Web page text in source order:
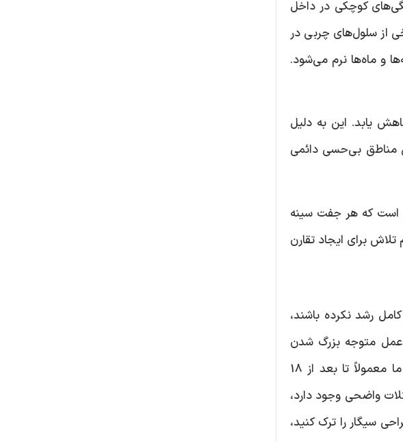
کوچکی در داخل
از سلول‌های چربی در
و ماه‌ها نرم می‌شود.
یابد. این به دلیل
مناطق بی‌حسی دائمی
است که هر جفت سینه
برای ایجاد تقارن
رشد نکرده باشند،
نشان می‌دهد دختران نوجوان 2-3 سال پس از عمل متوجه بزرگ شدن
مجدد سینه‌های خود شده‌اند، هرچند این موارد بسیار نادر است. به‌عنوان یک قاعده کلی، ما معمولاً تا بعد از 18
واضحی وجود دارد،
سیگار را ترک کنید،